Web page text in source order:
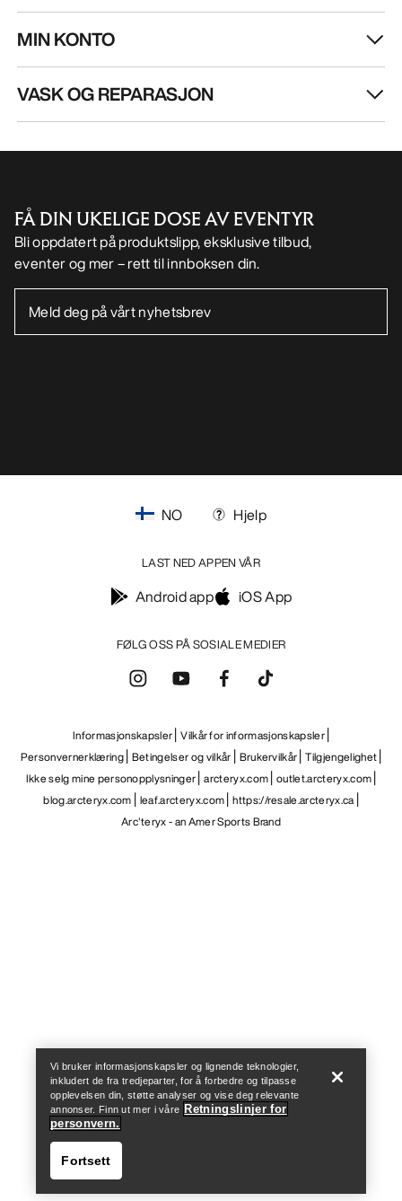
MIN KONTO
VASK OG REPARASJON
FÅ DIN UKELIGE DOSE AV EVENTYR
Bli oppdatert på produktslipp, eksklusive tilbud,
eventer og mer – rett til innboksen din.
FØLG OSS PÅ SOSIALE MEDIER
NO Hjelp
LAST NED APPEN VÅR
Android app iOS App
Informasjonskapsler Vilkår for informasjonskapsler
Personvernerklæring Betingelser og vilkår Brukervilkår Tilgjengelighet
Ikke selg mine personopplysninger arcteryx.com outlet.arcteryx.com
blog.arcteryx.com leaf.arcteryx.com https://resale.arcteryx.ca
Arc'teryx - an Amer Sports Brand
Vi bruker informasjonskapsler og lignende teknologier,
inkludert de fra tredjeparter, for å forbedre og tilpasse
opplevelsen din, støtte analyser og vise deg relevante
annonser. Finn ut mer i våre Retningslinjer for
personvern.
Fortsett